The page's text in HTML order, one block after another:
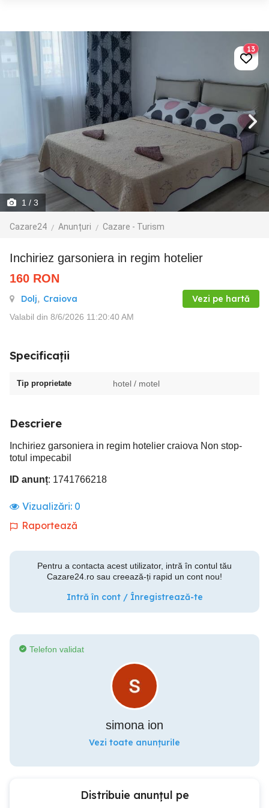
1 / 3
Cazare24 Anunțuri Cazare - Turism
13
Inchiriez garsoniera in regim hotelier
160 RON
Dolj, Craiova Vezi pe hartă
Valabil din 8/6/2026 11:20:40 AM
Specificații
Tip proprietate hotel / motel
Descriere
Inchiriez garsoniera in regim hotelier craiova Non stop-
totul impecabil
ID anunț: 1741766218
Vizualizări: 0
Raportează
Pentru a contacta acest utilizator, intră în contul tău
Cazare24.ro sau creează-ți rapid un cont nou!
Intră în cont / Înregistrează-te
Telefon validat
simona ion
Vezi toate anunțurile
Distribuie anunțul pe